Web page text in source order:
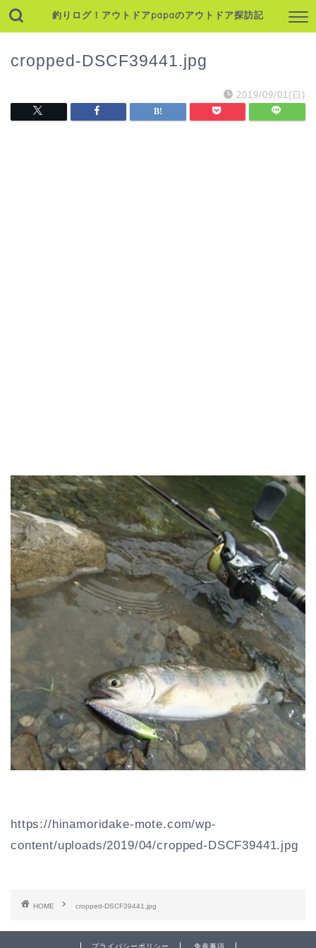
釣りログ！アウトドアpapaのアウトドア探訪記
cropped-DSCF39441.jpg
2019/09/01(日)
https://hinamoridake-mote.com/wp-
content/uploads/2019/04/cropped-DSCF39441.jpg
HOME cropped-DSCF39441.jpg
プライバシーポリシー 免責事項